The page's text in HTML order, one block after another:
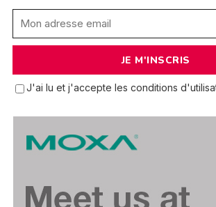
J'ai lu et j'accepte les conditions